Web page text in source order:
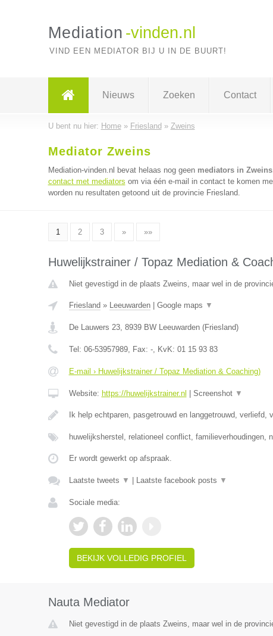
Mediation -vinden.nl
VIND EEN MEDIATOR BIJ U IN DE BUURT!
Nieuws Zoeken Contact
U bent nu hier: Home» Friesland » Zweins
Mediator Zweins
Mediation-vinden.nl bevat helaas nog geen mediators in Zweins
contact met mediators om via één e-mail in contact te komen
worden nu resultaten getoond uit de provincie Friesland.
1 2 3 » »»
Huwelijkstrainer / Topaz Mediation &
Niet gevestigd in de plaats Zweins, maar wel in de
Friesland » Leeuwarden| Google maps ▼
De Lauwers 23, 8939 BW Leeuwarden(Friesland)
Tel: 06-53957989, Fax: -, KvK: 01 15 93 83
E-mail › Huwelijkstrainer / Topaz Mediation & Coaching)
Website: https://huwelijkstrainer.nl Screenshot ▼
Ik help echtparen, pasgetrouwd en langgetrouwd, verliefd,
huwelijksherstel, relationeel conflict, familieverhoudingen,
Er wordt gewerkt op afspraak.
Laatste tweets ▼ Laatste facebook posts ▼
Sociale media:
BEKIJK VOLLEDIG PROFIEL
Nauta Mediator
Niet gevestigd in de plaats Zweins, maar wel in de